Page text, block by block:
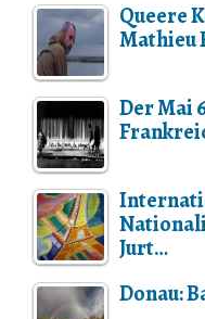
Queere
Mathieu
Der Mai
Jurt…
Donau: